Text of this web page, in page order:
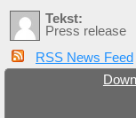
Tekst:
Press release
RSS News Feed